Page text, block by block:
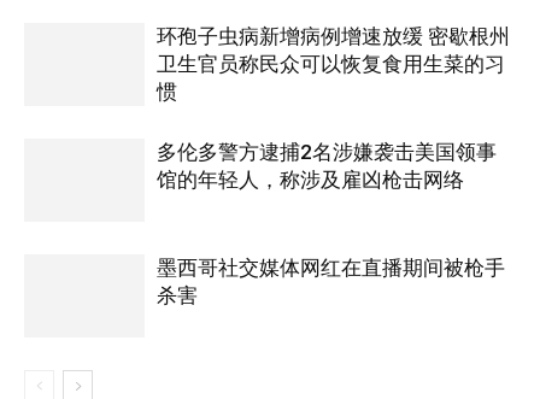
环孢子虫病新增病例增速放缓 密歇根州
卫生官员称民众可以恢复食用生菜的习
惯
多伦多警方逮捕2名涉嫌袭击美国领事
馆的年轻人，称涉及雇凶枪击网络
墨西哥社交媒体网红在直播期间被枪手
杀害